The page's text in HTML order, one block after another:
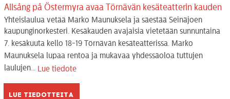
Allsång på Östermyra avaa Törnävän kesäteatterin kauden
Yhteislaulua vetää Marko Maunuksela ja säestää Seinäjoen
kaupunginorkesteri. Kesäkauden avajaisia vietetään sunnuntaina
7. kesäkuuta kello 18-19 Törnävän kesäteatterissa. Marko
Maunuksela lupaa rentoa ja mukavaa yhdessäoloa tuttujen
laulujen...
Lue tiedote
Lue tiedotteita